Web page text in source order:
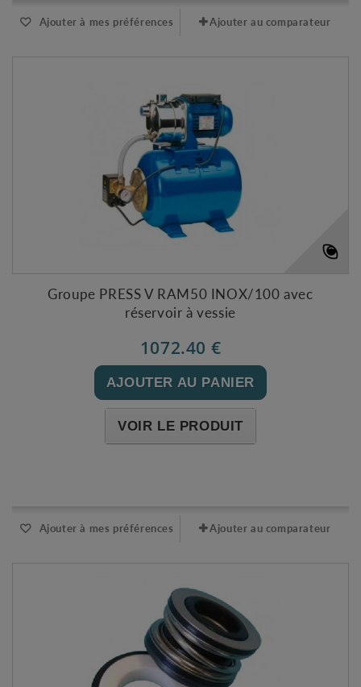
Ajouter à mes préférences Ajouter au comparateur
Groupe PRESS V RAM50 INOX/100 avec
réservoir à vessie
1072.40 €
AJOUTER AU PANIER
VOIR LE PRODUIT
Ajouter à mes préférences Ajouter au comparateur